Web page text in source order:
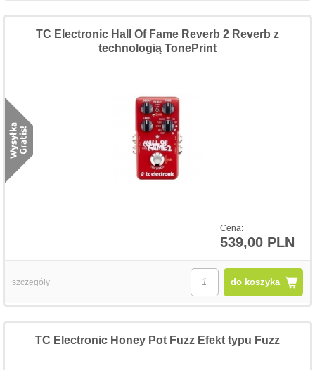
Cena:
539,00 PLN
TC Electronic Hall Of Fame Reverb 2 Reverb z
technologią TonePrint
do koszyka
szczegóły
TC Electronic Honey Pot Fuzz Efekt typu Fuzz